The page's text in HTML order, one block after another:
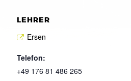
LEHRER
Ersen
Telefon:
+49 176 81 486 265